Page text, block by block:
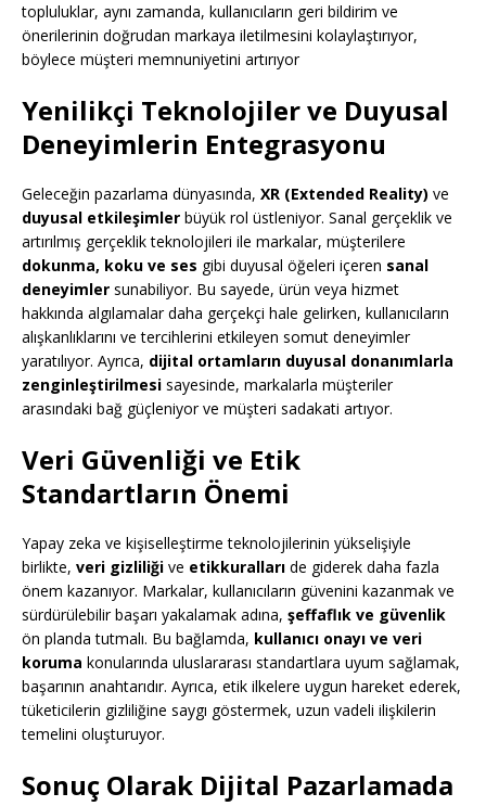
topluluklar, aynı zamanda, kullanıcıların geri bildirim ve
önerilerinin doğrudan markaya iletilmesini kolaylaştırıyor,
böylece müşteri memnuniyetini artırıyor
Yenilikçi Teknolojiler ve Duyusal
Deneyimlerin Entegrasyonu
Geleceğin pazarlama dünyasında, XR (Extended Reality) ve
duyusal etkileşimler büyük rol üstleniyor. Sanal gerçeklik ve
artırılmış gerçeklik teknolojileri ile markalar, müşterilere
dokunma, koku ve ses gibi duyusal öğeleri içeren sanal
deneyimler sunabiliyor. Bu sayede, ürün veya hizmet
hakkında algılamalar daha gerçekçi hale gelirken, kullanıcıların
alışkanlıklarını ve tercihlerini etkileyen somut deneyimler
yaratılıyor. Ayrıca, dijital ortamların duyusal donanımlarla
zenginleştirilmesi sayesinde, markalarla müşteriler
arasındaki bağ güçleniyor ve müşteri sadakati artıyor.
Veri Güvenliği ve Etik
Standartların Önemi
Yapay zeka ve kişiselleştirme teknolojilerinin yükselişiyle
birlikte, veri gizliliği ve etikkuralları de giderek daha fazla
önem kazanıyor. Markalar, kullanıcıların güvenini kazanmak ve
sürdürülebilir başarı yakalamak adına, şeffaflık ve güvenlik
ön planda tutmalı. Bu bağlamda, kullanıcı onayı ve veri
koruma konularında uluslararası standartlara uyum sağlamak,
başarının anahtarıdır. Ayrıca, etik ilkelere uygun hareket ederek,
tüketicilerin gizliliğine saygı göstermek, uzun vadeli ilişkilerin
temelini oluşturuyor.
Sonuç Olarak Dijital Pazarlamada